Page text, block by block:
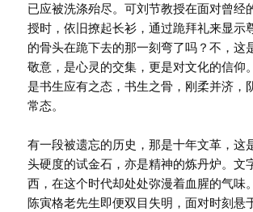
已应被洗涤殆尽。可刘节教授在面对曾经
授时，依旧撩起长衫，通过跪拜礼来显示
的骨头在跪下去的那一刻弯了吗？不，这
敬意，是心灵的交集，更是对文化的信仰
是书生应有之态，书生之骨，刚柔并济，
常态。
有一段被遗忘的历史，那是十年文革，这
头硬度的试金石，亦是精神的炼丹炉。文
西，在这个时代却处处弥漫着血腥的气味
陈寅格老先生即便双目失明，面对时刻悬